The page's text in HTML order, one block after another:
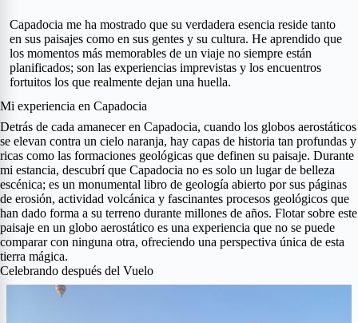
Capadocia me ha mostrado que su verdadera esencia reside tanto
en sus paisajes como en sus gentes y su cultura. He aprendido que
los momentos más memorables de un viaje no siempre están
planificados; son las experiencias imprevistas y los encuentros
fortuitos los que realmente dejan una huella.
Mi experiencia en Capadocia
Detrás de cada amanecer en Capadocia, cuando los globos aerostáticos
se elevan contra un cielo naranja, hay capas de historia tan profundas y
ricas como las formaciones geológicas que definen su paisaje. Durante
mi estancia, descubrí que Capadocia no es solo un lugar de belleza
escénica; es un monumental libro de geología abierto por sus páginas
de erosión, actividad volcánica y fascinantes procesos geológicos que
han dado forma a su terreno durante millones de años. Flotar sobre este
paisaje en un globo aerostático es una experiencia que no se puede
comparar con ninguna otra, ofreciendo una perspectiva única de esta
tierra mágica.
Celebrando después del Vuelo